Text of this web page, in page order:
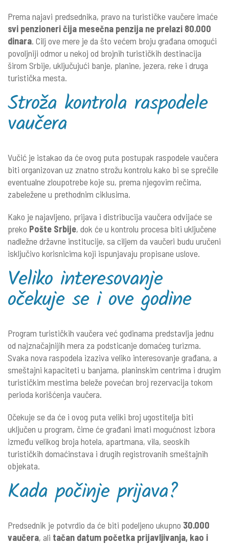
Prema najavi predsednika, pravo na turističke vaučere imaće
svi penzioneri čija mesečna penzija ne prelazi 80.000
dinara. Cilj ove mere je da što većem broju građana omogući
povoljniji odmor u nekoj od brojnih turističkih destinacija
širom Srbije, uključujući banje, planine, jezera, reke i druga
turistička mesta.
Stroža kontrola raspodele
vaučera
Vučić je istakao da će ovog puta postupak raspodele vaučera
biti organizovan uz znatno strožu kontrolu kako bi se sprečile
eventualne zloupotrebe koje su, prema njegovim rečima,
zabeležene u prethodnim ciklusima.
Kako je najavljeno, prijava i distribucija vaučera odvijaće se
preko Pošte Srbije, dok će u kontrolu procesa biti uključene
nadležne državne institucije, sa ciljem da vaučeri budu uručeni
isključivo korisnicima koji ispunjavaju propisane uslove.
Veliko interesovanje
očekuje se i ove godine
Program turističkih vaučera već godinama predstavlja jednu
od najznačajnijih mera za podsticanje domaćeg turizma.
Svaka nova raspodela izaziva veliko interesovanje građana, a
smeštajni kapaciteti u banjama, planinskim centrima i drugim
turističkim mestima beleže povećan broj rezervacija tokom
perioda korišćenja vaučera.
Očekuje se da će i ovog puta veliki broj ugostitelja biti
uključen u program, čime će građani imati mogućnost izbora
između velikog broja hotela, apartmana, vila, seoskih
turističkih domaćinstava i drugih registrovanih smeštajnih
objekata.
Kada počinje prijava?
Predsednik je potvrdio da će biti podeljeno ukupno 30.000
vaučera, ali tačan datum početka prijavljivanja, kao i